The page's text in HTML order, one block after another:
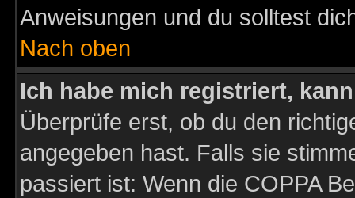
Anweisungen und du solltest
Nach oben
Ich habe mich registriert,
Überprüfe erst, ob du den
angegeben hast. Falls sie
passiert ist: Wenn die COPPA